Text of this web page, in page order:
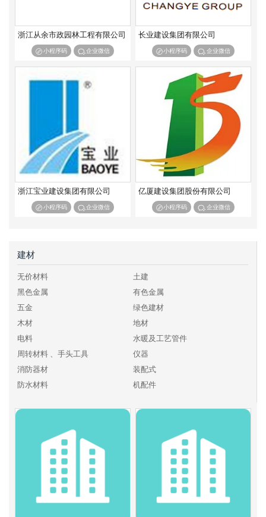
矿山工程施工总承包三级
冶金工程施工总承包特级
冶金工程施工总承包一级
冶金工程施工总承包二级
冶金工程施工总承包三级
石油化工工程施工总承包特级
石油化工工程施工总承包一级
石油化工工程施工总承包三级
通信工程施工总承包一级
通信工程施工总承包二级
机电工程施工总承包一级
机电工程施工总承包三级
浙江从余市政园林工程有限公司
小程序码 企业微信
长业建设集团有限公司
小程序码 企业微信
浙江宝业建设集团有限公司
小程序码 企业微信
亿厦建设集团股份有限公司
小程序码 企业微信
建材
无价材料
土建
黑色金属
有色金属
五金
绿色建材
木材
地材
电料
水暖及工艺管件
周转材料 、手头工具
仪器
消防器材
装配式
防水材料
机配件